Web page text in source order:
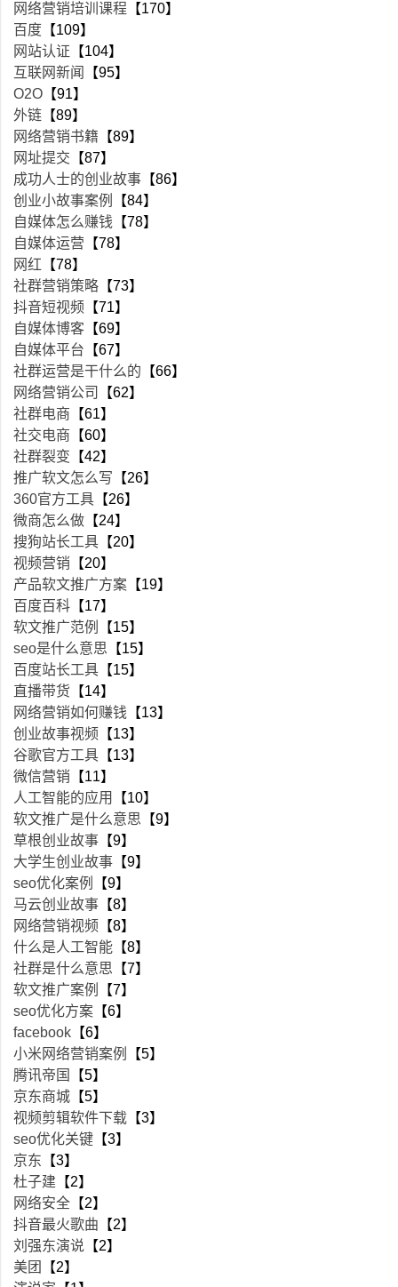
网络营销培训课程 【170】
百度 【109】
网站认证 【104】
互联网新闻
【95】
O2O 【91】
外链 【89】
网络营销书籍 【89】
网址提交 【87】
成功人士的创业故事 【86】
创业小故事案例
【84】
自媒体怎么赚钱 【78】
自媒体运营 【78】
网红 【78】
社群营销策略 【73】
抖音短视频 【71】
自媒体博客 【69】
自媒体平台 【67】
社群运营是干什么的 【66】
网络营销公司
【62】
社群电商 【61】
社交电商 【60】
社群裂变 【42】
推广软文怎么写 【26】
360官方工具 【26】
微商怎么做 【24】
搜狗站长工具 【20】
视频营销 【20】
产品软文推广方案 【19】
百度百科 【17】
软文推广范例
【15】
seo是什么意思 【15】
百度站长工具 【15】
直播带货 【14】
网络营销如何赚钱 【13】
创业故事视频 【13】
谷歌官方工具 【13】
微信营销 【11】
人工智能的应用
【10】
软文推广是什么意思 【9】
草根创业故事 【9】
大学生创业故事 【9】
seo优化案例
【9】
马云创业故事 【8】
网络营销视频 【8】
什么是人工智能 【8】
社群是什么意思 【7】
软文推广案例
【7】
seo优化方案 【6】
facebook 【6】
小米网络营销案例
【5】
腾讯帝国
【5】
京东商城 【5】
视频剪辑软件下载 【3】
seo优化关键 【3】
京东 【3】
杜子建 【2】
网络安全 【2】
抖音最火歌曲 【2】
刘强东演说 【2】
美团
【2】